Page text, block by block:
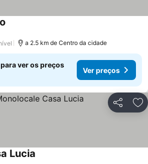
a 2.5 km de Centro da cidade
ver os preços
Ver preços
Partilhar
Lucia